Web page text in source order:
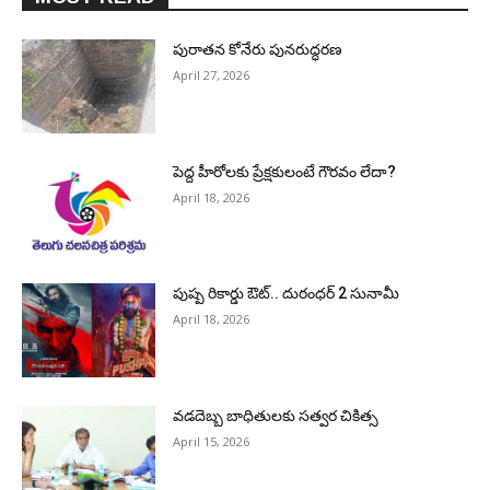
పురాత‌న కోనేరు పున‌రుద్ధ‌ర‌ణ
April 27, 2026
పెద్ద హీరోల‌కు ప్రేక్ష‌కులంటే గౌర‌వం లేదా?
April 18, 2026
పుష్ప రికార్డు ఔట్‌.. దురంధ‌ర్ 2 సునామీ
April 18, 2026
వడదెబ్బ బాధితులకు సత్వర చికిత్స
April 15, 2026